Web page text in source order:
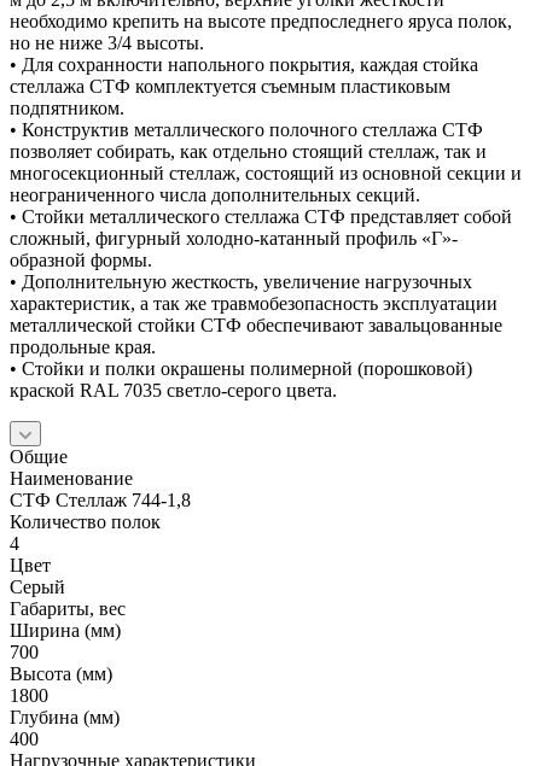
необходимо крепить на высоте предпоследнего яруса полок,
но не ниже 3/4 высоты.
• Для сохранности напольного покрытия, каждая стойка
стеллажа СТФ комплектуется съемным пластиковым
подпятником.
• Конструктив металлического полочного стеллажа СТФ
позволяет собирать, как отдельно стоящий стеллаж, так и
многосекционный стеллаж, состоящий из основной секции и
неограниченного числа дополнительных секций.
• Стойки металлического стеллажа СТФ представляет собой
сложный, фигурный холодно-катанный профиль «Г»-
образной формы.
• Дополнительную жесткость, увеличение нагрузочных
характеристик, а так же травмобезопасность эксплуатации
металлической стойки СТФ обеспечивают завальцованные
продольные края.
• Стойки и полки окрашены полимерной (порошковой)
краской RAL 7035 светло-серого цвета.
Общие
Наименование
СТФ Стеллаж 744-1,8
Количество полок
4
Цвет
Серый
Габариты, вес
Ширина (мм)
700
Высота (мм)
1800
Глубина (мм)
400
Нагрузочные характеристики